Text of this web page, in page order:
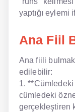
Offline
Online
Sözlük
Tavsiyeler
Gizlilik
yaptığı eylemi
Ana Fiil
Ana fiili
edilebilir:
1.
cümledeki
gerçekleştiren